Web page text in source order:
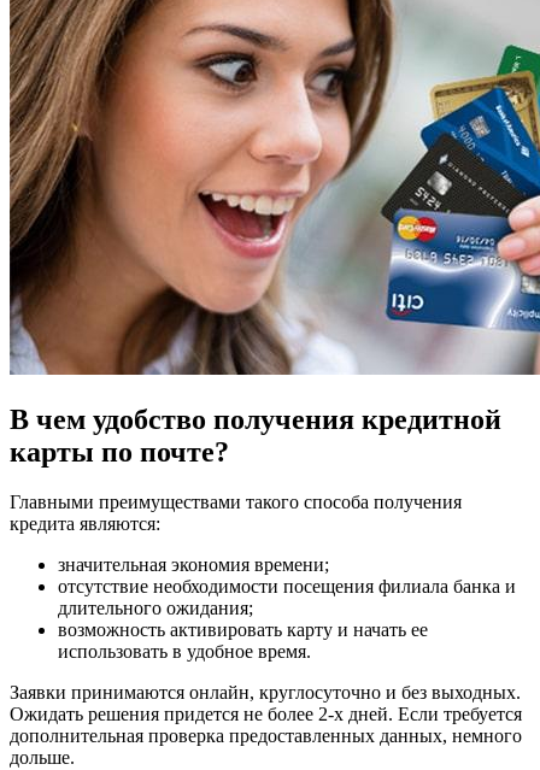
В чем удобство получения кредитной
карты по почте?
Главными преимуществами такого способа получения
кредита являются:
значительная экономия времени;
отсутствие необходимости посещения филиала банка и
длительного ожидания;
возможность активировать карту и начать ее
использовать в удобное время.
Заявки принимаются онлайн, круглосуточно и без выходных.
Ожидать решения придется не более 2-х дней. Если требуется
дополнительная проверка предоставленных данных, немного
дольше.